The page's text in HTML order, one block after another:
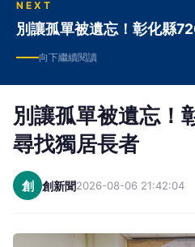
NEXT
別讓孤單被遺忘！彰化縣
向下繼續閱讀
別讓孤單被遺忘！
尋找獨居長者
創 創新聞2026-08-06 21:42:04